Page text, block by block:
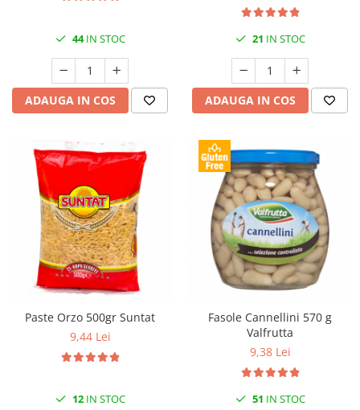
44IN STOC
ADAUGA IN COS
21 IN STOC
ADAUGA IN COS
Paste Orzo 500gr Suntat
9,44 Lei
12IN STOC
Fasole Cannellini 570 g
Valfrutta
9,38 Lei
51 IN STOC